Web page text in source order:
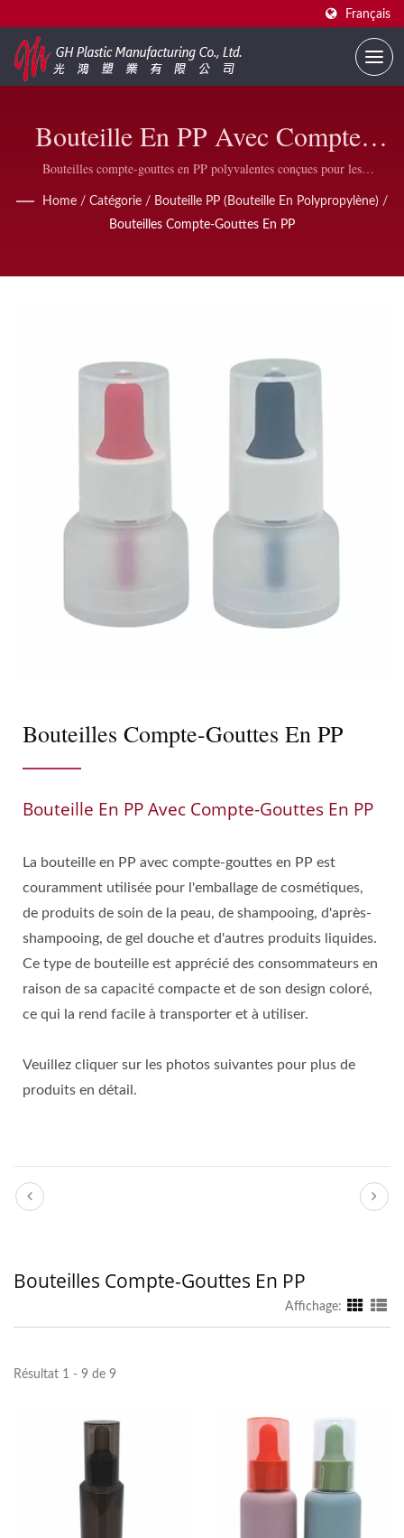
Français
Bouteille En PP Avec Compte-
Gouttes En PP – Emballage
Liquide Cosmétique Compact
Bouteilles compte-gouttes en PP polyvalentes conçues pour les
gel douche — disponibles en tailles compactes avec des designs colorés
pour une utilisation facile en déplacement.
Home / Catégorie / Bouteille PP (Bouteille En Polypropylène) /
Bouteilles Compte-Gouttes En PP
Bouteilles Compte-Gouttes En PP
Bouteille En PP Avec Compte-Gouttes En PP
La bouteille en PP avec compte-gouttes en PP est
couramment utilisée pour l'emballage de cosmétiques,
de produits de soin de la peau, de shampooing, d'après-
shampooing, de gel douche et d'autres produits liquides.
Ce type de bouteille est apprécié des consommateurs en
raison de sa capacité compacte et de son design coloré,
ce qui la rend facile à transporter et à utiliser.
Veuillez cliquer sur les photos suivantes pour plus de
produits en détail.
Bouteilles Compte-Gouttes En PP
Affichage:
Résultat 1 - 9 de 9